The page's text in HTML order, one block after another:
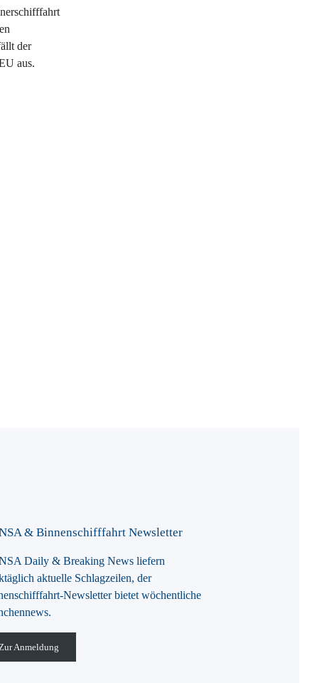
der
aus.
& Binnenschifffahrt Newsletter
Daily & Breaking News liefern
aktuelle Schlagzeilen, der
Newsletter bietet wöchentliche
Anmeldung